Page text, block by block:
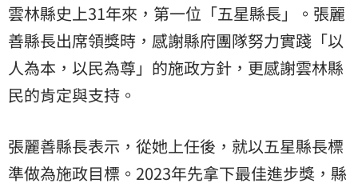
雲林縣史上31年來，第一位「五星縣長」。張麗
善縣長出席領獎時，感謝縣府團隊努力實踐「以
人為本，以民為尊」的施政方針，更感謝雲林縣
民的肯定與支持。
張麗善縣長表示，從她上任後，就以五星縣長標
準做為施政目標。2023年先拿下最佳進步獎，縣